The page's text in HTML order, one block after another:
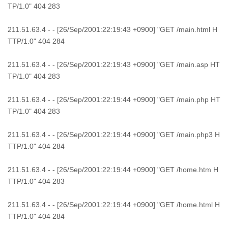
TP/1.0" 404 283
211.51.63.4 - - [26/Sep/2001:22:19:43 +0900] "GET /main.html H
TTP/1.0" 404 284
211.51.63.4 - - [26/Sep/2001:22:19:43 +0900] "GET /main.asp HT
TP/1.0" 404 283
211.51.63.4 - - [26/Sep/2001:22:19:44 +0900] "GET /main.php HT
TP/1.0" 404 283
211.51.63.4 - - [26/Sep/2001:22:19:44 +0900] "GET /main.php3 H
TTP/1.0" 404 284
211.51.63.4 - - [26/Sep/2001:22:19:44 +0900] "GET /home.htm H
TTP/1.0" 404 283
211.51.63.4 - - [26/Sep/2001:22:19:44 +0900] "GET /home.html H
TTP/1.0" 404 284